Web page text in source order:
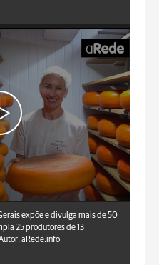
expõe e divulga mais de 50
25 produtores de 13
aRede.info